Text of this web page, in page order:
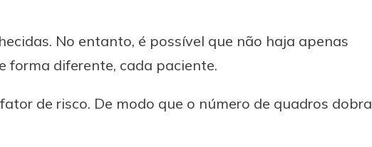
No entanto, é possível que não haja apenas
forma diferente, cada paciente.
de risco. De modo que o número de quadros dobra